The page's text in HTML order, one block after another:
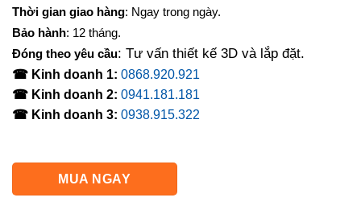
Thời gian giao hàng: Ngay trong ngày.
Bảo hành: 12 tháng.
Đóng theo yêu cầu: Tư vấn thiết kế 3D và lắp đặt.
☎ Kinh doanh 1: 0868.920.921
☎ Kinh doanh 2: 0941.181.181
☎ Kinh doanh 3: 0938.915.322
MUA NGAY